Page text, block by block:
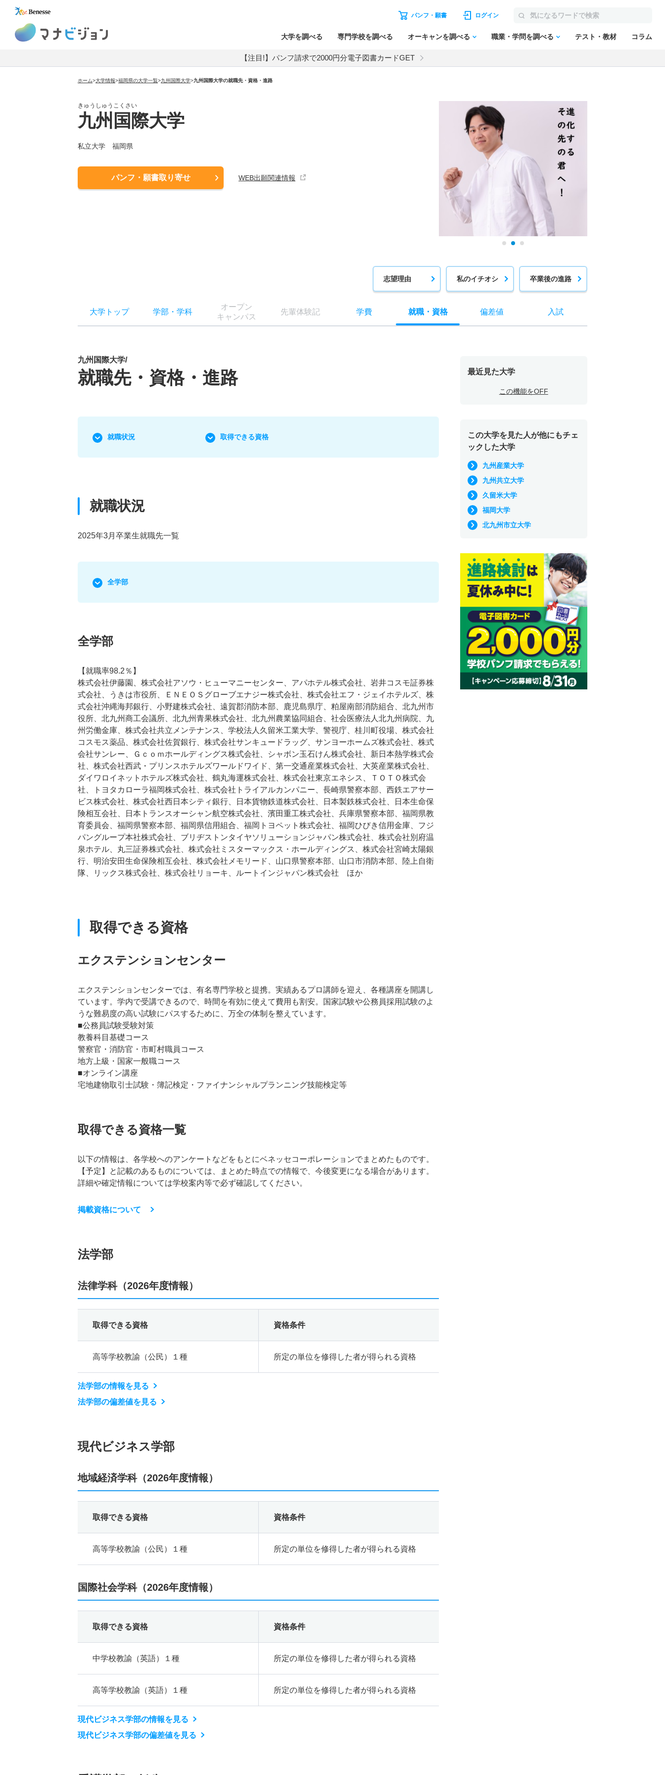
パンフ・願書 ログイン
大学を調べる 専門学校を調べる オーキャンを調べる 職業・学問を調べる テスト・教材 コラム
【注目!】パンフ請求で2000円分電子図書カードGET
ホーム>大学情報>福岡県の大学一覧>九州国際大学>九州国際大学の就職先・資格・進路
きゅうしゅうこくさい
九州国際大学
私立大学 福岡県
パンフ・願書取り寄せ WEB出願関連情報
志望理由 私のイチオシ 卒業後の進路
大学トップ 学部 ・ 学科
オープン
キャンパス
先輩体験記 学費 就職・ 資格 偏差値 入試
九州国際大学/
就職先・資格・進路
就職状況 取得できる資格
就職状況
2025年3月卒業生就職先一覧
全学部
全学部
【就職率98.2％】
株式会社伊藤園、株式会社アソウ・ヒューマニーセンター、アパホテル株式会社、岩井コスモ証券株
式会社、うきは市役所、ＥＮＥＯＳグローブエナジー株式会社、株式会社エフ・ジェイホテルズ、株
式会社沖縄海邦銀行、小野建株式会社、遠賀郡消防本部、鹿児島県庁、粕屋南部消防組合、北九州市
役所、北九州商工会議所、北九州青果株式会社、北九州農業協同組合、社会医療法人北九州病院、九
州労働金庫、株式会社共立メンテナンス、学校法人久留米工業大学、警視庁、桂川町役場、株式会社
コスモス薬品、株式会社佐賀銀行、株式会社サンキュードラッグ、サンヨーホームズ株式会社、株式
会社サンレー、Ｇｃｏｍホールディングス株式会社、シャボン玉石けん株式会社、新日本熱学株式会
社、株式会社西武・プリンスホテルズワールドワイド、第一交通産業株式会社、大英産業株式会社、
ダイワロイネットホテルズ株式会社、鶴丸海運株式会社、株式会社東京エネシス、ＴＯＴＯ株式会
社、トヨタカローラ福岡株式会社、株式会社トライアルカンパニー、長崎県警察本部、西鉄エアサー
ビス株式会社、株式会社西日本シティ銀行、日本貨物鉄道株式会社、日本製鉄株式会社、日本生命保
険相互会社、日本トランスオーシャン航空株式会社、濱田重工株式会社、兵庫県警察本部、福岡県教
育委員会、福岡県警察本部、福岡県信用組合、福岡トヨペット株式会社、福岡ひびき信用金庫、フジ
パングループ本社株式会社、ブリヂストンタイヤソリューションジャパン株式会社、株式会社別府温
泉ホテル、丸三証券株式会社、株式会社ミスターマックス・ホールディングス、株式会社宮崎太陽銀
行、明治安田生命保険相互会社、株式会社メモリード、山口県警察本部、山口市消防本部、陸上自衛
隊、リックス株式会社、株式会社リョーキ、ルートインジャパン株式会社 ほか
取得できる資格
エクステンションセンター
エクステンションセンターでは、有名専門学校と提携。実績あるプロ講師を迎え、各種講座を開講し
ています。学内で受講できるので、時間を有効に使えて費用も割安。国家試験や公務員採用試験のよ
うな難易度の高い試験にパスするために、万全の体制を整えています。
■公務員試験受験対策
教養科目基礎コース
警察官・消防官・市町村職員コース
地方上級・国家一般職コース
■オンライン講座
宅地建物取引士試験・簿記検定・ファイナンシャルプランニング技能検定等
取得できる資格一覧
以下の情報は、各学校へのアンケートなどをもとにベネッセコーポレーションでまとめたものです。
【予定】と記載のあるものについては、まとめた時点での情報で、今後変更になる場合があります。
詳細や確定情報については学校案内等で必ず確認してください。
掲載資格について
法学部
法律学科（2026年度情報）
取得できる資格 資格条件
高等学校教諭（公民）１種 所定の単位を修得した者が得られる資格
法学部の情報を見る
法学部の偏差値を見る
現代ビジネス学部
地域経済学科（2026年度情報）
取得できる資格 資格条件
高等学校教諭（公民）１種 所定の単位を修得した者が得られる資格
国際社会学科（2026年度情報）
取得できる資格 資格条件
中学校教諭（英語）１種 所定の単位を修得した者が得られる資格
高等学校教諭（英語）１種 所定の単位を修得した者が得られる資格
現代ビジネス学部の情報を見る
現代ビジネス学部の偏差値を見る
最近見た大学
この機能をOFF
この大学を見た人が他にもチェ
ックした大学
九州産業大学
九州共立大学
久留米大学
福岡大学
北九州市立大学